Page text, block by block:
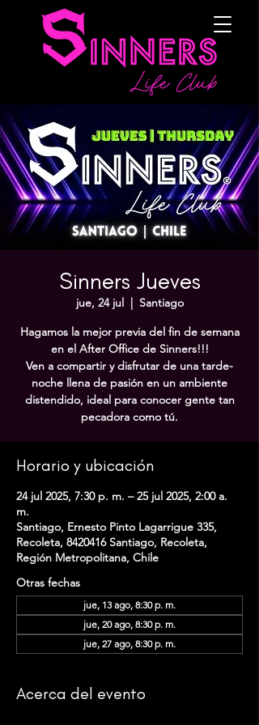
Sinners Jueves
jue, 24 jul
  |
Santiago
Hagamos la mejor previa del fin de semana
en el After Office de Sinners!!!
Ven a compartir y disfrutar de una tarde-
noche llena de pasión en un ambiente
distendido, ideal para conocer gente tan
pecadora como tú.
Horario y ubicación
24 jul 2025, 7:30 p. m. – 25 jul 2025, 2:00 a.
m.
Santiago, Ernesto Pinto Lagarrigue 335,
Recoleta, 8420416 Santiago, Recoleta,
Región Metropolitana, Chile
Otras fechas
jue, 13 ago, 8:30 p. m.
jue, 20 ago, 8:30 p. m.
jue, 27 ago, 8:30 p. m.
Acerca del evento